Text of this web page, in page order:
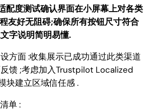
配度测试确认界面在小屏幕上对各类
友好无阻碍;确保所有按钮尺寸符合
字说明简明易懂.
方面 :收集展示已成功通过此类渠道
馈 ;考虑加入Trustpilot Localized
块建立区域信任感 .
单 :